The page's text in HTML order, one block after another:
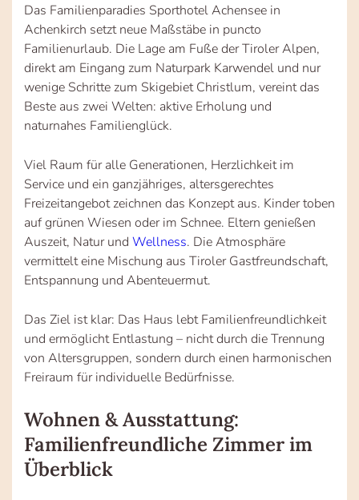
Das Familienparadies Sporthotel Achensee in
Achenkirch setzt neue Maßstäbe in puncto
Familienurlaub. Die Lage am Fuße der Tiroler Alpen,
direkt am Eingang zum Naturpark Karwendel und nur
wenige Schritte zum Skigebiet Christlum, vereint das
Beste aus zwei Welten: aktive Erholung und
naturnahes Familienglück.
Viel Raum für alle Generationen, Herzlichkeit im
Service und ein ganzjähriges, altersgerechtes
Freizeitangebot zeichnen das Konzept aus. Kinder toben
auf grünen Wiesen oder im Schnee. Eltern genießen
Auszeit, Natur und Wellness. Die Atmosphäre
vermittelt eine Mischung aus Tiroler Gastfreundschaft,
Entspannung und Abenteuermut.
Das Ziel ist klar: Das Haus lebt Familienfreundlichkeit
und ermöglicht Entlastung – nicht durch die Trennung
von Altersgruppen, sondern durch einen harmonischen
Freiraum für individuelle Bedürfnisse.
Wohnen & Ausstattung:
Familienfreundliche Zimmer im
Überblick